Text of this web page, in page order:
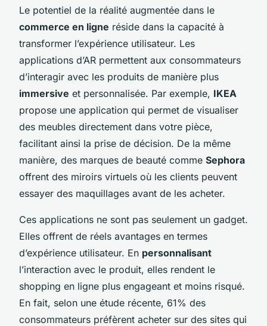
Le potentiel de la réalité augmentée dans le
commerce en ligne réside dans la capacité à
transformer l’expérience utilisateur. Les
applications d’AR permettent aux consommateurs
d’interagir avec les produits de manière plus
immersive et personnalisée. Par exemple, IKEA
propose une application qui permet de visualiser
des meubles directement dans votre pièce,
facilitant ainsi la prise de décision. De la même
manière, des marques de beauté comme Sephora
offrent des miroirs virtuels où les clients peuvent
essayer des maquillages avant de les acheter.
Ces applications ne sont pas seulement un gadget.
Elles offrent de réels avantages en termes
d’expérience utilisateur. En personnalisant
l’interaction avec le produit, elles rendent le
shopping en ligne plus engageant et moins risqué.
En fait, selon une étude récente, 61% des
consommateurs préfèrent acheter sur des sites qui